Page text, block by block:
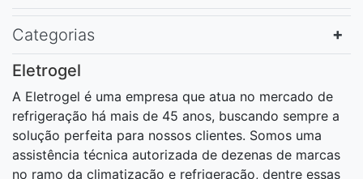
Categorias
Eletrogel
A Eletrogel é uma empresa que atua no mercado de
refrigeração há mais de 45 anos, buscando sempre a
solução perfeita para nossos clientes. Somos uma
assistência técnica autorizada de dezenas de marcas
no ramo da climatização e refrigeração, dentre essas